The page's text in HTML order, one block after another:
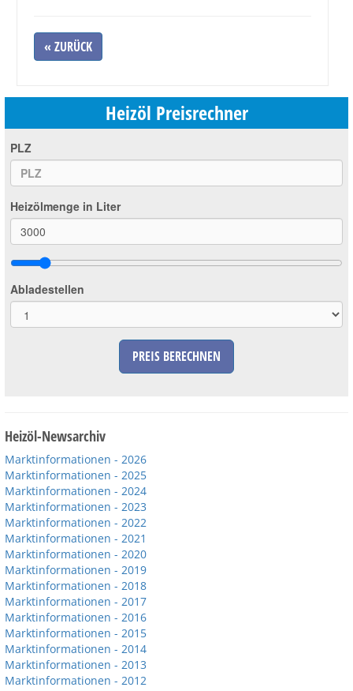
« ZURÜCK
Heizöl Preisrechner
PLZ
Heizölmenge in Liter
Abladestellen
PREIS BERECHNEN
Heizöl-Newsarchiv
Marktinformationen - 2026
Marktinformationen - 2025
Marktinformationen - 2024
Marktinformationen - 2023
Marktinformationen - 2022
Marktinformationen - 2021
Marktinformationen - 2020
Marktinformationen - 2019
Marktinformationen - 2018
Marktinformationen - 2017
Marktinformationen - 2016
Marktinformationen - 2015
Marktinformationen - 2014
Marktinformationen - 2013
Marktinformationen - 2012